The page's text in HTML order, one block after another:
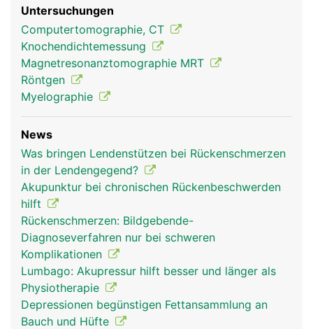
Untersuchungen
Computertomographie, CT
Knochendichtemessung
Magnetresonanztomographie MRT
Röntgen
Myelographie
News
Was bringen Lendenstützen bei Rückenschmerzen
in der Lendengegend?
Akupunktur bei chronischen Rückenbeschwerden
hilft
Rückenschmerzen: Bildgebende-
Diagnoseverfahren nur bei schweren
Komplikationen
Lumbago: Akupressur hilft besser und länger als
Physiotherapie
Depressionen begünstigen Fettansammlung an
Bauch und Hüfte